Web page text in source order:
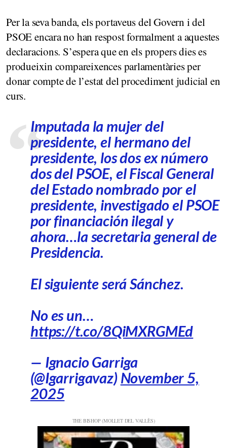
Per la seva banda, els portaveus del Govern i del
PSOE encara no han respost formalment a aquestes
declaracions. S’espera que en els propers dies es
produeixin compareixences parlamentàries per
donar compte de l’estat del procediment judicial en
curs.
Imputada la mujer del
presidente, el hermano del
presidente, los dos ex número
dos del PSOE, el Fiscal General
del Estado nombrado por el
presidente, investigado el PSOE
por financiación ilegal y
ahora…la secretaria general de
Presidencia.
El siguiente será Sánchez.
No es un…
https://t.co/8QiMXRGMEd
— Ignacio Garriga
(@Igarrigavaz) November 5,
2025